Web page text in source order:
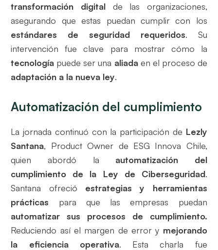
transformación digitalde las organizaciones,
asegurando que estas puedan cumplir con los
estándares de seguridad requeridos. Su
intervención fue clave para mostrar cómo la
tecnología puede ser una aliadaen el proceso de
adaptación a la nueva ley.
Automatización del cumplimiento
La jornada continuó con la participación de Lezly
Santana, Product Owner de ESG Innova Chile,
quien abordó la automatización del
cumplimiento de la Ley de Ciberseguridad.
Santana ofreció estrategias y herramientas
prácticas para que las empresas puedan
automatizar sus procesos de cumplimiento.
Reduciendo así el margen de error y mejorando
la eficiencia operativa. Esta charla fue